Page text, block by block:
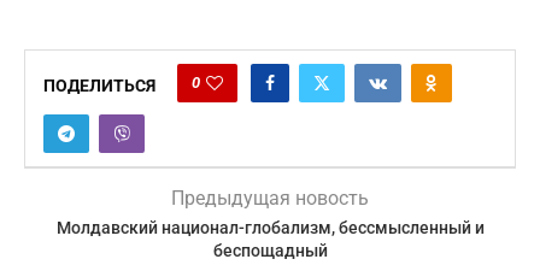
ПОДЕЛИТЬСЯ 0
Предыдущая новость
Молдавский национал-глобализм, бессмысленный и
беспощадный